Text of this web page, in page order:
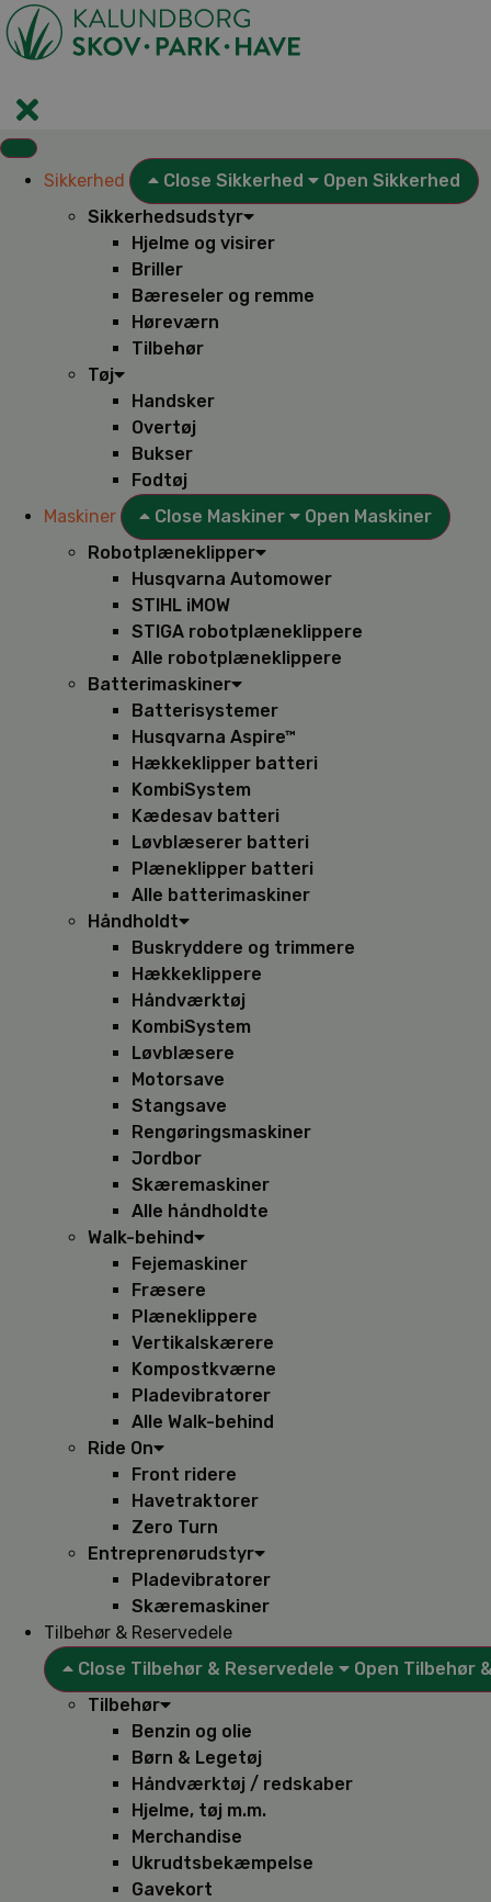
Videre
til
indhold
Sikkerhed Close Sikkerhed
Open Sikkerhed
Sikkerhedsudstyr
Hjelme og visirer
Briller
Bæreseler og remme
Høreværn
Tilbehør
Tøj
Handsker
Overtøj
Bukser
Fodtøj
Maskiner
Close Maskiner
Open Maskiner
Robotplæneklipper
Husqvarna Automower
STIHL iMOW
STIGA robotplæneklippere
Alle robotplæneklippere
Batterimaskiner
Batterisystemer
Husqvarna Aspire™
Hækkeklipper batteri
KombiSystem
Kædesav batteri
Løvblæserer batteri
Plæneklipper batteri
Alle batterimaskiner
Håndholdt
Buskryddere og trimmere
Hækkeklippere
Håndværktøj
KombiSystem
Løvblæsere
Motorsave
Stangsave
Rengøringsmaskiner
Jordbor
Skæremaskiner
Alle håndholdte
Walk-behind
Fejemaskiner
Fræsere
Plæneklippere
Vertikalskærere
Kompostkværne
Pladevibratorer
Alle Walk-behind
Ride On
Front ridere
Havetraktorer
Zero Turn
Entreprenørudstyr
Pladevibratorer
Skæremaskiner
Tilbehør & Reservedele
Close Tilbehør & Reservedele
Open Tilbehør
Tilbehør
Benzin og olie
Børn & Legetøj
Håndværktøj / redskaber
Hjelme, tøj m.m.
Merchandise
Ukrudtsbekæmpelse
Gavekort